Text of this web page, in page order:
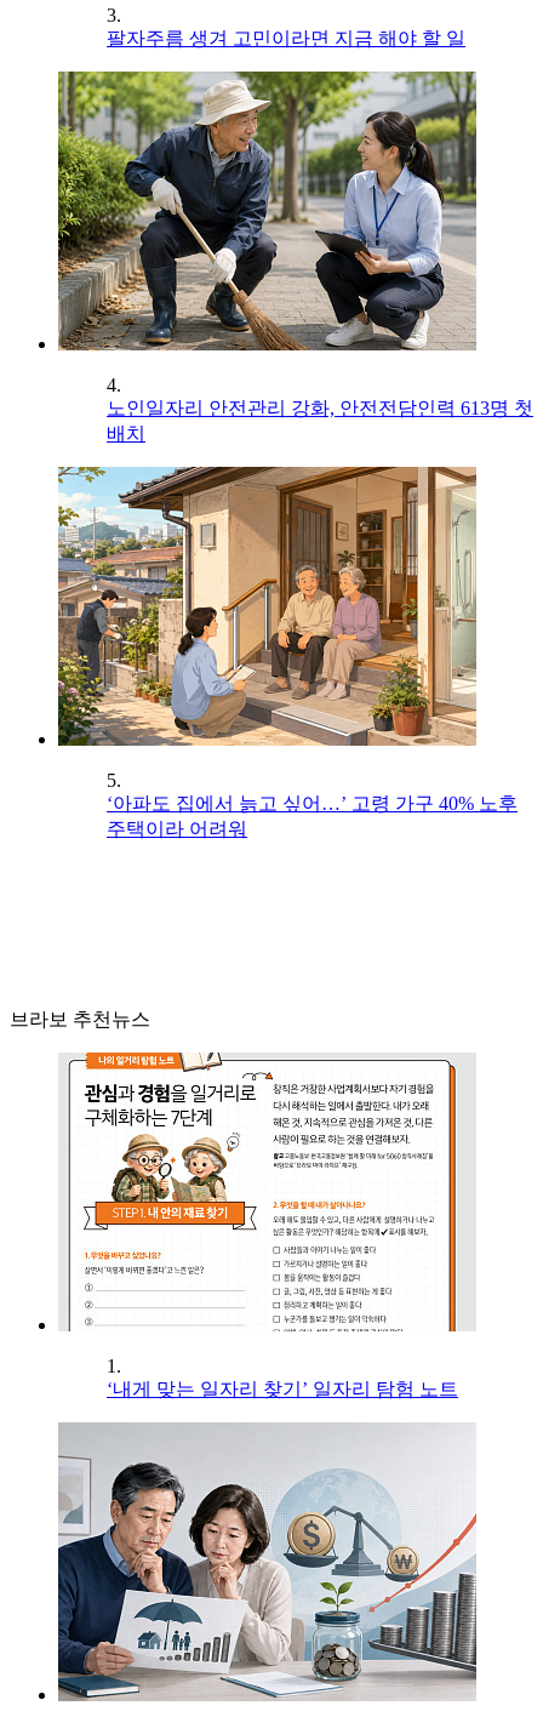
3.
팔자주름 생겨 고민이라면 지금 해야 할 일
4.
노인일자리 안전관리 강화, 안전전담인력 613명 첫
배치
5.
‘아파도 집에서 늙고 싶어…’ 고령 가구 40% 노후
주택이라 어려워
브라보 추천뉴스
1.
‘내게 맞는 일자리 찾기’ 일자리 탐험 노트